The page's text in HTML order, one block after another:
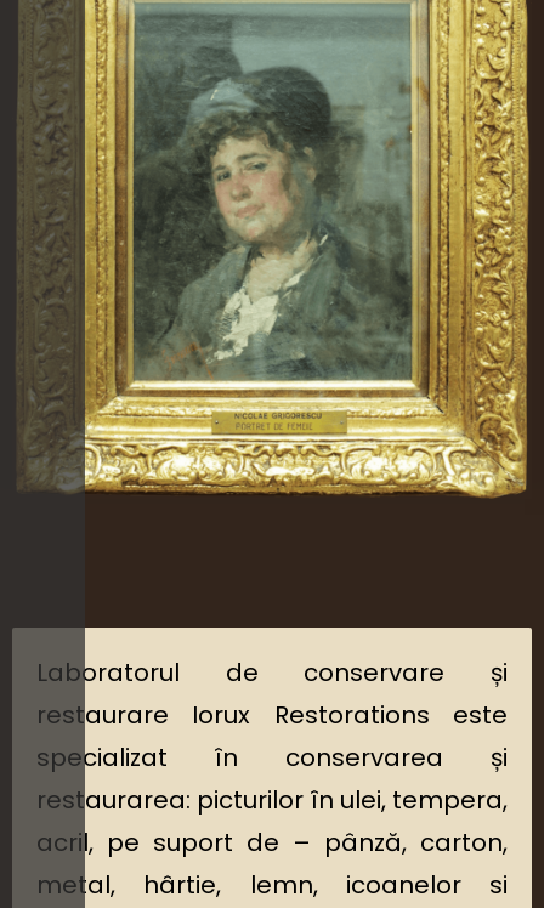
Laboratorul de conservare și
restaurare Iorux Restorations este
specializat în conservarea și
restaurarea: picturilor în ulei, tempera,
acril, pe suport de – pânză, carton,
metal, hârtie, lemn, icoanelor si